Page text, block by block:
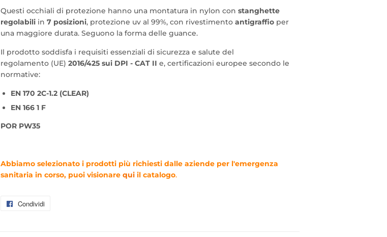
Questi occhiali di protezione hanno una montatura in nylon con stanghette
regolabili in 7 posizioni, protezione uv al 99%, con rivestimento antigraffio per
una maggiore durata. Seguono la forma delle guance.
Il prodotto soddisfa i requisiti essenziali di sicurezza e salute del
regolamento (UE) 2016/425 sui DPI - CAT II e, certificazioni europee secondo le
normative:
EN 170 2C-1.2 (CLEAR)
EN 166 1 F
POR PW35
Abbiamo selezionato i prodotti più richiesti dalle aziende per l'emergenza
sanitaria in corso, puoi visionare qui il catalogo.
Condividi